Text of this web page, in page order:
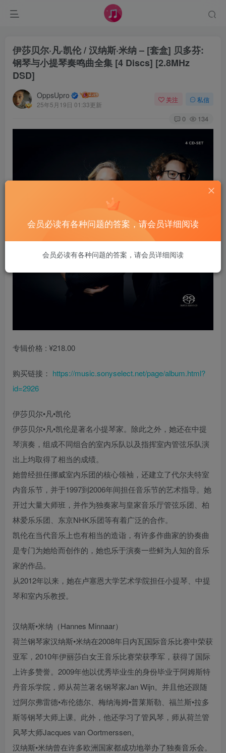
伊莎贝尔·凡·凯伦 / 汉纳斯·米纳 – [套盒] 贝多芬:
钢琴与小提琴奏鸣曲全集 [4 Discs] [2.8MHz
DSD]
OppsUpro
25年5月19日 01:33更新
关注 私信
0 134
专辑价格 : ¥218.00
购买链接： https://music.sonyselect.net/page/album.html?
id=2926
伊莎贝尔•凡•凯伦
伊莎贝尔•凡•凯伦是著名小提琴家。除此之外，她还在中提
琴演奏，组成不同组合的室内乐队以及指挥室内管弦乐队演
出上均取得了相当的成绩。
她曾经担任挪威室内乐团的核心领袖，还建立了代尔夫特室
内音乐节，并于1997到2006年间担任音乐节的艺术指导。她
开过大量大师班，并作为独奏家与皇家音乐厅管弦乐团、柏
林爱乐乐团、东京NHK乐团等有着广泛的合作。
凯伦在当代音乐上也有相当的造诣，有许多作曲家的协奏曲
是专门为她给而创作的，她也乐于演奏一些鲜为人知的音乐
家的作品。
从2012年以来，她在卢塞恩大学艺术学院担任小提琴、中提
琴和室内乐教授。
汉纳斯•米纳（Hannes Minnaar）
荷兰钢琴家汉纳斯•米纳在2008年日内瓦国际音乐比赛中荣获
亚军，2010年伊丽莎白女王音乐比赛荣获季军，获得了国际
上许多赞誉。2009年他以优秀毕业生的身份毕业于阿姆斯特
丹音乐学院，师从荷兰著名钢琴家Jan Wijn。并且他还跟随
过阿尔弗雷德•布伦德尔、梅纳海姆•普莱斯勒、福兰斯•拉多
斯等钢琴大师上课。此外，他还学习了管风琴，师从荷兰管
风琴大师Jacques van Oortmerssen。
汉纳斯•米纳曾在许多欧洲国家都成功地举办了独奏音乐会。
会员必读有各种问题的答案，请会员详细阅读
会员必读有各种问题的答案，请会员详细阅读